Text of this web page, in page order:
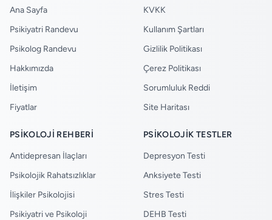
Ana Sayfa
Psikiyatri Randevu
Psikolog Randevu
Hakkımızda
İletişim
Fiyatlar
KVKK
Kullanım Şartları
Gizlilik Politikası
Çerez Politikası
Sorumluluk Reddi
Site Haritası
PSIKOLOJI REHBERI
Antidepresan İlaçları
Psikolojik Rahatsızlıklar
İlişkiler Psikolojisi
Psikiyatri ve Psikoloji
PSIKOLOJIK TESTLER
Depresyon Testi
Anksiyete Testi
Stres Testi
DEHB Testi